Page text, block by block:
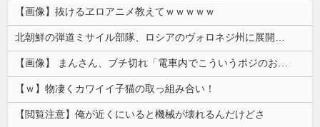
【画像】抜けるヱロアニメ教えてｗｗｗｗｗ
北朝鮮の弾道ミサイル部隊、ロシアのヴォロネジ州に展開か…北朝鮮は本質的にウクライナと戦争状態に！
【画像】 まんさん、ブチ切れ「電車内でこういうポジのおじ、ガチでイラネ」→
【ｗ】物凄くカワイイ子猫の取っ組み合い！
【閲覧注意】俺が近くにいると機械が壊れるんだけどさ